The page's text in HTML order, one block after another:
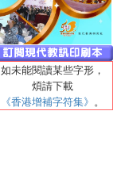
如未能閱讀某些字形，
煩請下載
《香港增補字符集》 。